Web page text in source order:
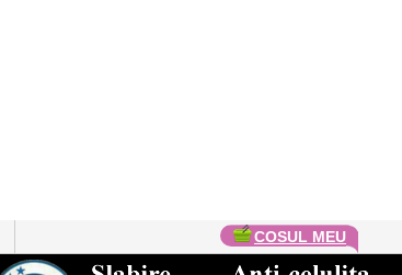
COSUL MEU